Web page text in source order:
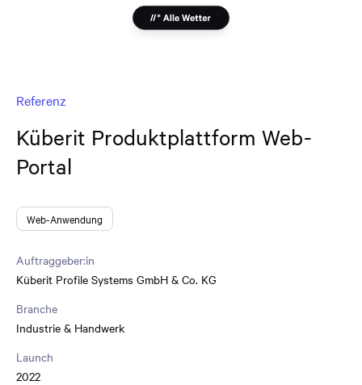
Referenz
Küberit Produktplattform Web-
Portal
Web-Anwendung
Auftraggeber:in
Küberit Profile Systems GmbH & Co. KG
Branche
Industrie & Handwerk
Launch
2022